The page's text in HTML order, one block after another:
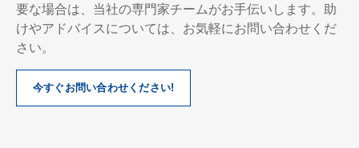
要な場合は、当社の専門家チームがお手伝いします。助
けやアドバイスについては、お気軽にお問い合わせくだ
さい。
今すぐお問い合わせください!